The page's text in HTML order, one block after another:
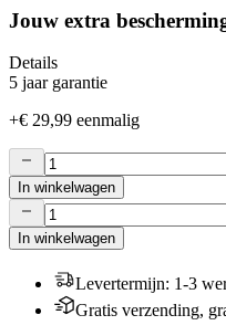
Jouw extra
Details
5 jaar garantie
+€ 29,99 eenmalig
In winkelwagen
In winkelwagen
Levertermijn: 1-3
Gratis verzending,